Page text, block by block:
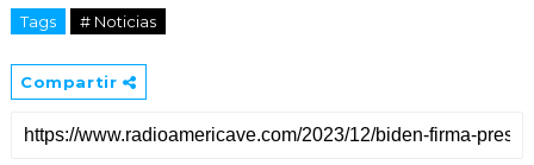
Tags # Noticias
Compartir